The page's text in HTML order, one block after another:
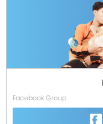
Facebook Group